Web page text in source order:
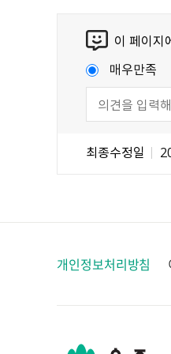
이 페이지
매우만족
최종수정일
개인정보처리방침